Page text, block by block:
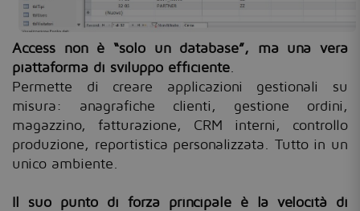
Access non è “solo un database”, ma una vera
piattaforma di sviluppo efficiente
Permette di creare applicazioni gestionali su
misura: anagrafiche clienti, gestione ordini,
magazzino, fatturazione, CRM interni, controllo
produzione, reportistica personalizzata. Tutto in un
unico ambiente.
Il suo punto di forza principale è la velocità di